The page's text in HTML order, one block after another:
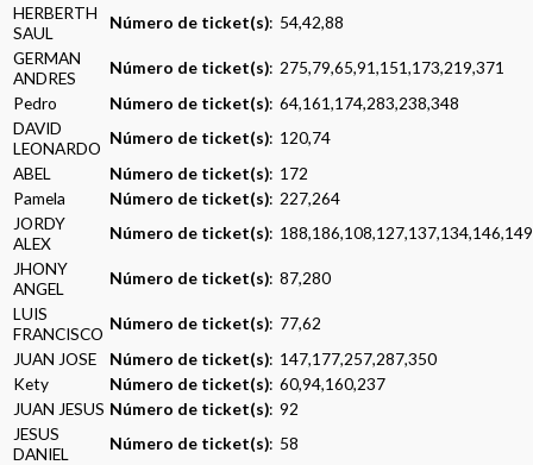
HERBERTH
SAUL
Número de ticket(s): 54,42,88
GERMAN
ANDRES
Número de ticket(s): 275,79,65,91,151,173,219,371
Pedro
Número de ticket(s): 64,161,174,283,238,348
DAVID
LEONARDO
Número de ticket(s): 120,74
ABEL
Número de ticket(s): 172
Pamela
Número de ticket(s): 227,264
JORDY
ALEX
Número de ticket(s):
JHONY
ANGEL
Número de ticket(s): 87,280
LUIS
FRANCISCO
Número de ticket(s): 77,62
JUAN JOSE
Número de ticket(s): 147,177,257,287,350
Kety
Número de ticket(s): 60,94,160,237
JUAN JESUS Número de ticket(s): 92
JESUS
DANIEL
Número de ticket(s): 58